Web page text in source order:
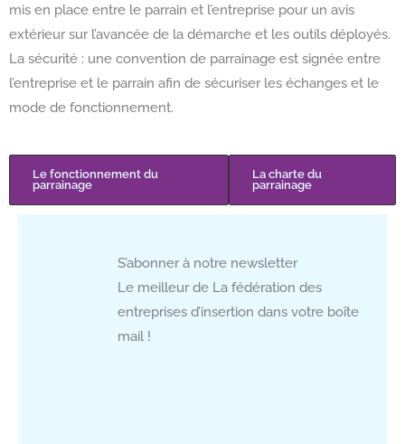
mis en place entre le parrain et l’entreprise pour un avis
extérieur sur l’avancée de la démarche et les outils déployés.
La sécurité : une convention de parrainage est signée entre
l’entreprise et le parrain afin de sécuriser les échanges et le
mode de fonctionnement.
Le fonctionnement du
parrainage
La charte du
parrainage
S’abonner à notre newsletter
Le meilleur de La fédération des
entreprises d’insertion dans votre boîte
mail !